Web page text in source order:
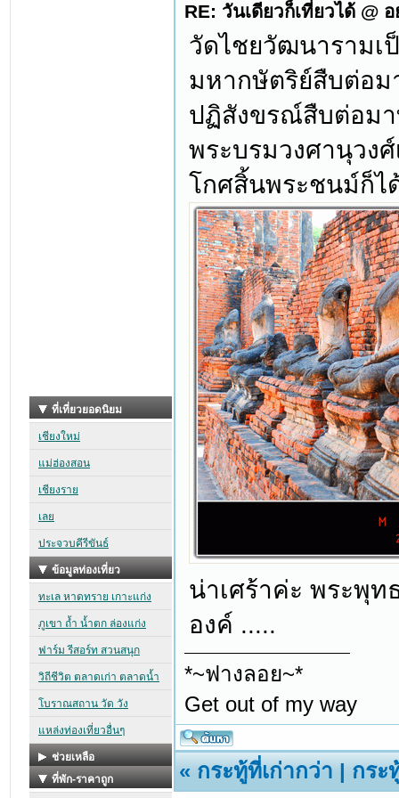
RE: วันเดียวก็เที่ยวได้ @
วัดไชยวัฒนารามเ
มหากษัตริย์สืบต่อม
ปฏิสังขรณ์สืบต่อมา
พระบรมวงศานุวง
โกศสิ้นพระชนม์ก็ไ
น่าเศร้าค่ะ พระพุท
องค์ .....
*~ฟางลอย~*
Get out of my way
«กระทู้ที่เก่ากว่า|กระ